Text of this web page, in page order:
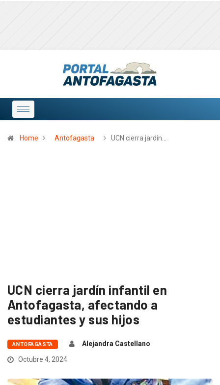
Home Antofagasta UCN cierra jardín…
UCN cierra jardín infantil en
Antofagasta, afectando a
estudiantes y sus hijos
ANTOFAGASTA
Alejandra Castellano
Octubre 4, 2024